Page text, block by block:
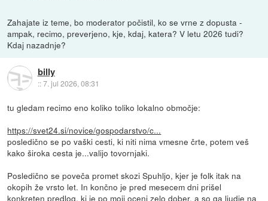
Zahajate iz teme, bo moderator počistil, ko se vrne z dopusta -
ampak, recimo, preverjeno, kje, kdaj, katera? V letu 2026 tudi?
Kdaj nazadnje?
billy
::7. jul 2026, 08:31
tu gledam recimo eno koliko toliko lokalno območje:
https://svet24.si/novice/gospodarstvo/c...
posledično se po vaški cesti, ki niti nima vmesne črte, potem veš
kako široka cesta je...valijo tovornjaki.
Posledično se poveča promet skozi Spuhljo, kjer je folk itak na
okopih že vrsto let. In končno je pred mesecem dni prišel
konkreten predlog, ki je po moji oceni zelo dober, a so ga ljudje na